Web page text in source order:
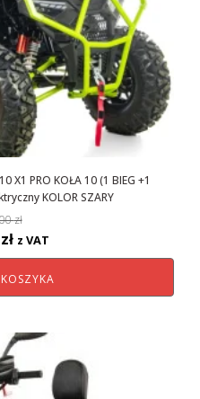
X1 PRO KOŁA 10 (1 BIEG +1
KOLOR SZARY
zł
złAktualna
cena
wynosi:
999,00 zł.
z VAT